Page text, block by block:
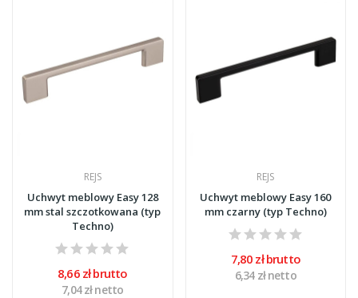
REJS
Uchwyt meblowy Easy 128
mm stal szczotkowana (typ
Techno)
8,66 zł brutto
7,04 zł netto
REJS
Uchwyt meblowy Easy 160
mm czarny (typ Techno)
7,80 zł brutto
6,34 zł netto